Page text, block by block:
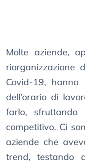
Molte aziende,
riorganizzazione
Covid-19,
dell’orario di
farlo, sfruttando
competitivo. Ci
aziende che
trend, testando